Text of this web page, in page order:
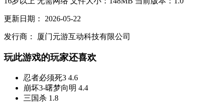
更新日期： 2026-05-22
发行商： 厦门元游互动科技有限公司
玩此游戏的玩家还喜欢
忍者必须死3 4.6
崩坏3-曙梦向明 4.4
三国杀 1.8